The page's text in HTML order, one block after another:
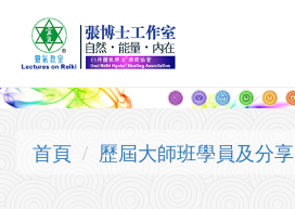
移至主內容
首頁 歷屆大師班學員及分享